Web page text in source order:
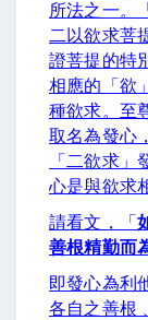
所法之一。
二以欲求菩
證菩提的特
相應的「欲
種欲求。至
取名為發心
「二欲求
心是與欲求
請看文，「
善根精勤而
即發心為利
各自之善根